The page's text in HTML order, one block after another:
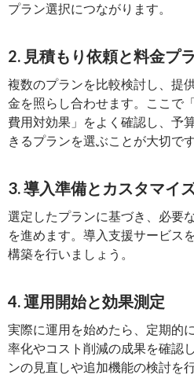
プラン選択につながります。
2. 見積もり依頼と料金プ
複数のプランを比較検討し、提
金を照らし合わせます。ここで
費用対効果」をよく確認し、予
きるプランを選ぶことが大切です
3. 導入準備とカスタマイ
選定したプランに基づき、必要
を進めます。導入支援サービス
構築を行いましょう。
4. 運用開始と効果測定
実際に運用を始めたら、定期的
率化やコスト削減の成果を確認
ンの見直しや追加機能の検討を